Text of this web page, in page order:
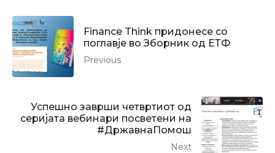
Finance Think придонесе со
поглавје во Зборник од ЕТФ
Previous
Успешно заврши четвртиот од
серијата вебинари посветени на
#ДржавнаПомош
Next